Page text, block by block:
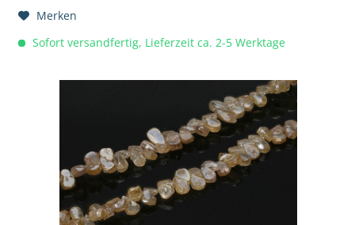
Merken
Sofort versandfertig, Lieferzeit ca. 2-5 Werktage